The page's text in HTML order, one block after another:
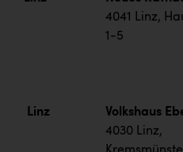
4041 Linz,
1-5
Linz
Volkshaus
4030 Linz,